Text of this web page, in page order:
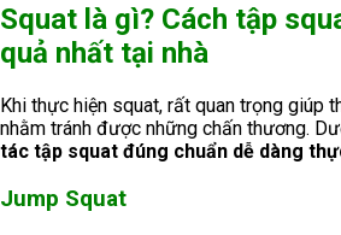
Squat là gì? Cách tập
quả nhất tại nhà
Khi thực hiện squat, rất quan trọng giúp
nhằm tránh được những chấn thương.
tác tập squat đúng chuẩn dễ dàng
Jump Squat